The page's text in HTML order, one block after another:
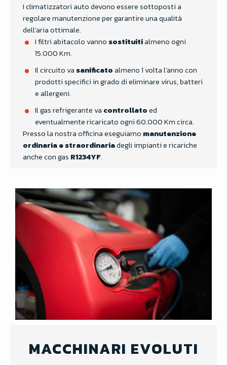
I climatizzatori auto devono essere sottoposti a
regolare manutenzione per garantire una qualità
dell’aria ottimale.
I filtri abitacolo vanno sostituitialmeno ogni
15.000 Km.
Il circuito va sanificatoalmeno 1 volta l’anno con
prodotti specifici in grado di eliminare virus, batteri
e allergeni.
Il gas refrigerante va controllatoed
eventualmente ricaricato ogni 60.000 Km circa.
Presso la nostra officina eseguiamo manutenzione
ordinaria e straordinariadegli impianti e ricariche
anche con gas R1234YF.
MACCHINARI EVOLUTI